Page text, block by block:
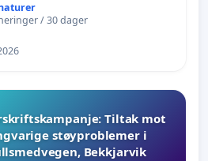
/ 30 dager
Tiltak mot
støyproblemer i
Bekkjarvik